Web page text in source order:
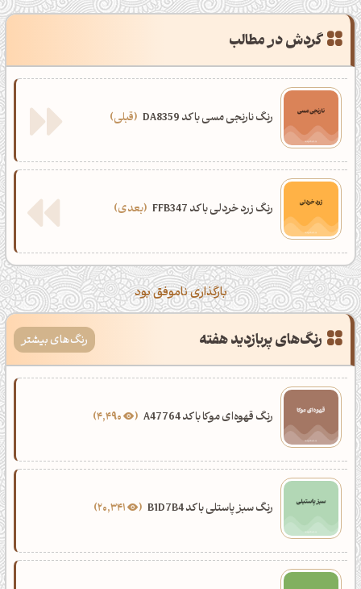
انواع رنگ فیروزه‌ای تیره 0 کد رنگ فیروزه‌ای تیره 0
روانشناسی رنگ فیروزه‌ای تیره
گردش در مطالب
رنگ نارنجی مسی با کد DA8359 قبلی
رنگ زرد خردلی با کد FFB347 بعدی
بارگذاری ناموفق بود
رنگ‌های پربازدید هفته رنگ‌های بیشتر
رنگ قهوه‌ای موکا با کد A47764
رنگ سبز پاستلی با کد B1D7B4